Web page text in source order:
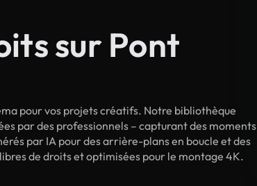
sur Pont
pour vos projets créatifs. Notre bibliothèque
par des professionnels – capturant des moments
par IA pour des arrière-plans en boucle et des
de droits et optimisées pour le montage 4K.